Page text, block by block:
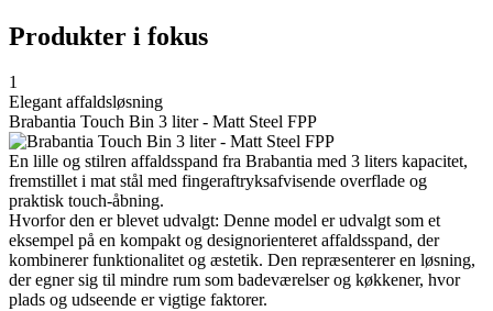
Produkter i fokus
1
Elegant affaldsløsning
Brabantia Touch Bin 3 liter - Matt Steel FPP
En lille og stilren affaldsspand fra Brabantia med 3 liters kapacitet,
fremstillet i mat stål med fingeraftryksafvisende overflade og
praktisk touch-åbning.
Hvorfor den er blevet udvalgt: Denne model er udvalgt som et
eksempel på en kompakt og designorienteret affaldsspand, der
kombinerer funktionalitet og æstetik. Den repræsenterer en løsning,
der egner sig til mindre rum som badeværelser og køkkener, hvor
plads og udseende er vigtige faktorer.